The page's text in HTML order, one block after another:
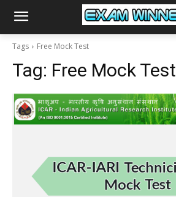
Tags Free Mock Test
Tag: Free Mock Test